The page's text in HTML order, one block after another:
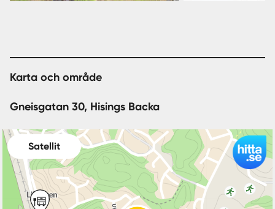
Karta och område
Gneisgatan 30, Hisings Backa
Satellit